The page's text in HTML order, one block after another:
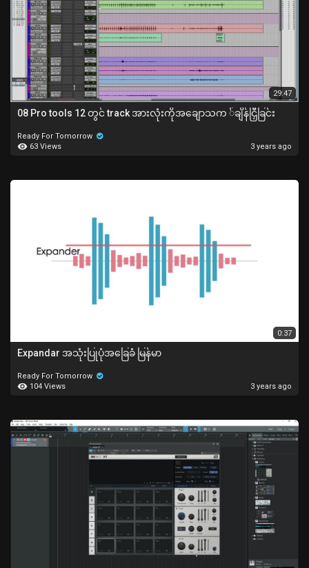
29:47
08 Pro tools 12 တွင် track အားလုံးကိုအချောသက ်ချိန်ငြှီခြင်း
Ready For Tomorrow
63 Views
3 years ago
0:37
Expandar အသုံးပြုပုံအခြေခံ မြန်မာ
Ready For Tomorrow
104 Views
3 years ago